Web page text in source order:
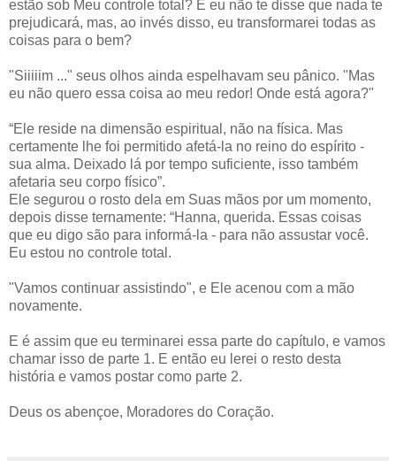
estão sob Meu controle total? E eu não te disse que nada te
prejudicará, mas, ao invés disso, eu transformarei todas as
coisas para o bem?
"Siiiiim ..." seus olhos ainda espelhavam seu pânico. "Mas
eu não quero essa coisa ao meu redor! Onde está agora?"
“Ele reside na dimensão espiritual, não na física. Mas
certamente lhe foi permitido afetá-la no reino do espírito -
sua alma. Deixado lá por tempo suficiente, isso também
afetaria seu corpo físico”.
Ele segurou o rosto dela em Suas mãos por um momento,
depois disse ternamente: “Hanna, querida. Essas coisas
que eu digo são para informá-la - para não assustar você.
Eu estou no controle total.
"Vamos continuar assistindo", e Ele acenou com a mão
novamente.
E é assim que eu terminarei essa parte do capítulo, e vamos
chamar isso de parte 1. E então eu lerei o resto desta
história e vamos postar como parte 2.
Deus os abençoe, Moradores do Coração.